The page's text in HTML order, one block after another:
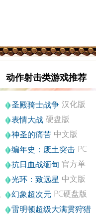
动作射击类游戏推荐
圣殿骑士战争 汉化版
表情大战 硬盘版
神圣的痛苦 中文版
编年史：废土突击 PC
中文版
抗日血战缅甸 官方单
机游戏中文版
光环：致远星 中文版
幻象超次元 PC硬盘版
雷明顿超级大满贯狩猎